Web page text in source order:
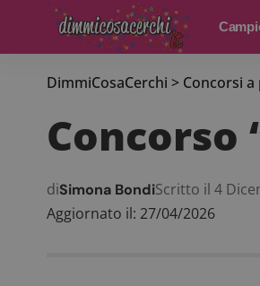
DimmiCosaCerchi > Concorsi a
Concorso
Aggiornato il: 27/04/2026
diSimona BondiScritto il 4